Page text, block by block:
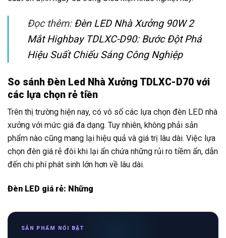
Đọc thêm: Đèn LED Nhà Xưởng 90W 2
Mắt Highbay TDLXC-D90: Bước Đột Phá
Hiệu Suất Chiếu Sáng Công Nghiệp
So sánh Đèn Led Nhà Xưởng TDLXC-D70 với
các lựa chọn rẻ tiền
Trên thị trường hiện nay, có vô số các lựa chọn đèn LED nhà
xưởng với mức giá đa dạng. Tuy nhiên, không phải sản
phẩm nào cũng mang lại hiệu quả và giá trị lâu dài. Việc lựa
chọn đèn giá rẻ đôi khi lại ẩn chứa những rủi ro tiềm ẩn, dẫn
đến chi phí phát sinh lớn hơn về lâu dài.
Đèn LED giá rẻ: Những
SẢN PHẨM NỔI BẬT